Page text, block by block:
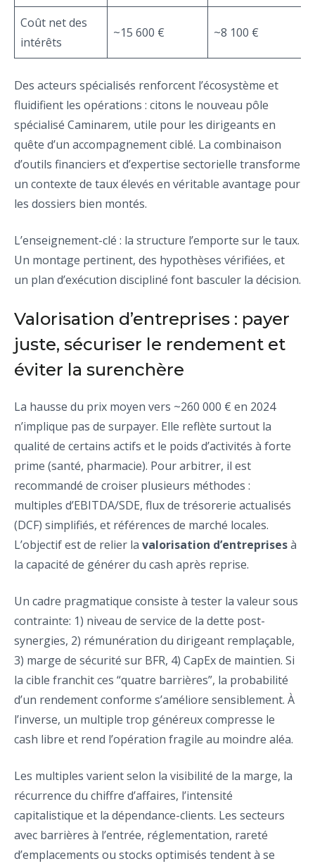
Coût net des
intérêts
~15 600 € ~8 100 €
Des acteurs spécialisés renforcent l’écosystème et
fluidifient les opérations : citons le nouveau pôle
spécialisé Caminarem, utile pour les dirigeants en
quête d’un accompagnement ciblé. La combinaison
d’outils financiers et d’expertise sectorielle transforme
un contexte de taux élevés en véritable avantage pour
les dossiers bien montés.
L’enseignement-clé : la structure l’emporte sur le taux.
Un montage pertinent, des hypothèses vérifiées, et
un plan d’exécution discipliné font basculer la décision.
Valorisation d’entreprises : payer
juste, sécuriser le rendement et
éviter la surenchère
La hausse du prix moyen vers ~260 000 € en 2024
n’implique pas de surpayer. Elle reflète surtout la
qualité de certains actifs et le poids d’activités à forte
prime (santé, pharmacie). Pour arbitrer, il est
recommandé de croiser plusieurs méthodes :
multiples d’EBITDA/SDE, flux de trésorerie actualisés
(DCF) simplifiés, et références de marché locales.
L’objectif est de relier la valorisation d’entreprisesà
la capacité de générer du cash après reprise.
Un cadre pragmatique consiste à tester la valeur sous
contrainte: 1) niveau de service de la dette post-
synergies, 2) rémunération du dirigeant remplaçable,
3) marge de sécurité sur BFR, 4) CapEx de maintien. Si
la cible franchit ces “quatre barrières”, la probabilité
d’un rendement conforme s’améliore sensiblement. À
l’inverse, un multiple trop généreux compresse le
cash libre et rend l’opération fragile au moindre aléa.
Les multiples varient selon la visibilité de la marge, la
récurrence du chiffre d’affaires, l’intensité
capitalistique et la dépendance-clients. Les secteurs
avec barrières à l’entrée, réglementation, rareté
d’emplacements ou stocks optimisés tendent à se